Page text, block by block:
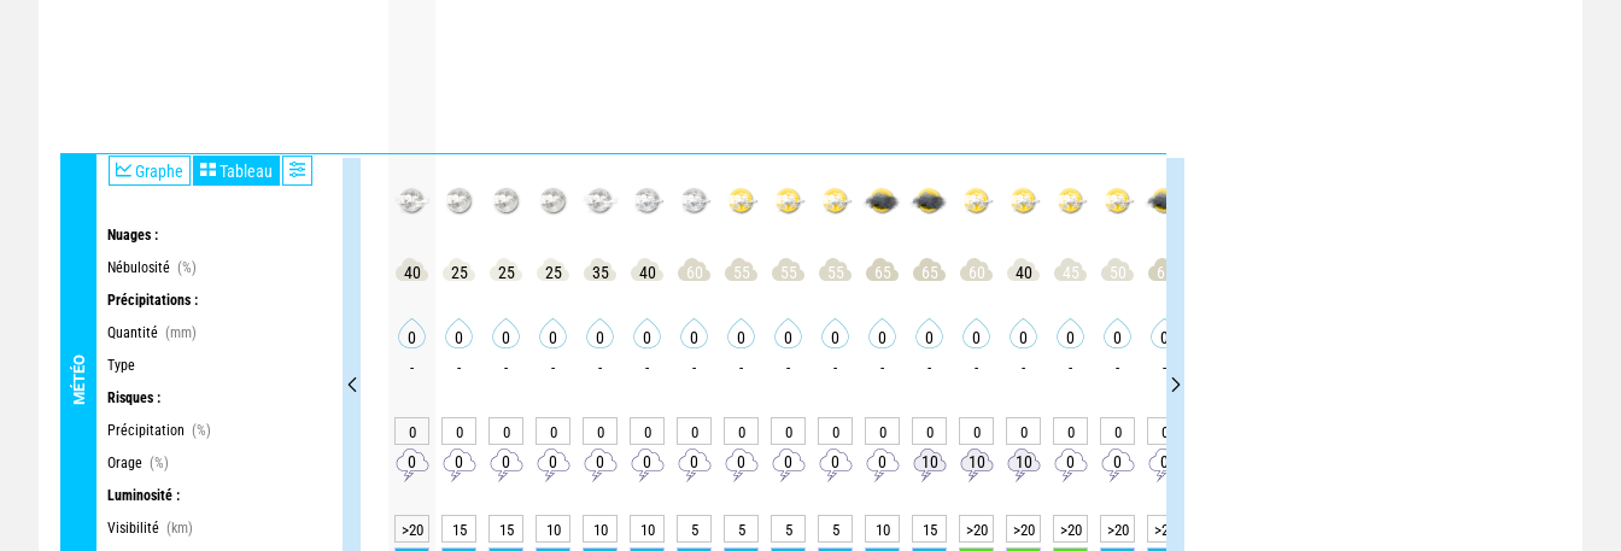
MÉTÉO
Graphe Tableau
Nuages :
Nébulosité (%)
Précipitations :
Quantité (mm)
Type
Risques :
Précipitation (%)
Orage (%)
Luminosité :
Visibilité (km)
40 25 25 25 35 40 60 55 55 55 65 65 60 40 45 50 65
0 0 0 0 0 0 0 0 0 0 0 0 0 0 0 0 0
- - - - - - - - - - - - - - - - -
0 0 0 0 0 0 0 0 0 0 0 0 0 0 0 0 0
0 0 0 0 0 0 0 0 0 0 0 10 10 10 0 0 0
>20 15 15 10 10 10 5 5 5 5 10 15 >20 >20 >20 >20 >20